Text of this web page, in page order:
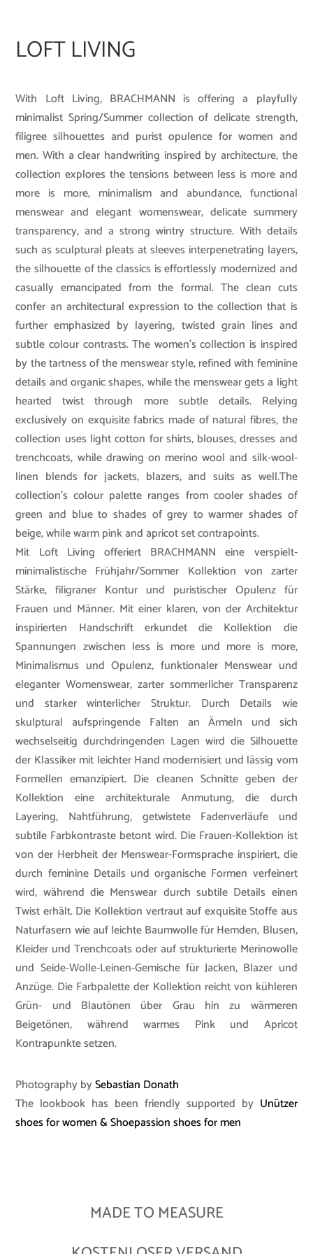
LOFT LIVING
With Loft Living, BRACHMANN is offering a playfully
minimalist Spring/Summer collection of delicate strength,
filigree silhouettes and purist opulence for women and
men. With a clear handwriting inspired by architecture, the
collection explores the tensions between less is more and
more is more, minimalism and abundance, functional
menswear and elegant womenswear, delicate summery
transparency, and a strong wintry structure. With details
such as sculptural pleats at sleeves interpenetrating layers,
the silhouette of the classics is effortlessly modernized and
casually emancipated from the formal. The clean cuts
confer an architectural expression to the collection that is
further emphasized by layering, twisted grain lines and
subtle colour contrasts. The women’s collection is inspired
by the tartness of the menswear style, refined with feminine
details and organic shapes, while the menswear gets a light
hearted twist through more subtle details. Relying
exclusively on exquisite fabrics made of natural fibres, the
collection uses light cotton for shirts, blouses, dresses and
trenchcoats, while drawing on merino wool and silk-wool-
linen blends for jackets, blazers, and suits as well.The
collection’s colour palette ranges from cooler shades of
green and blue to shades of grey to warmer shades of
beige, while warm pink and apricot set contrapoints.
Mit Loft Living offeriert BRACHMANN eine verspielt-
minimalistische Frühjahr/Sommer Kollektion von zarter
Stärke, filigraner Kontur und puristischer Opulenz für
Frauen und Männer. Mit einer klaren, von der Architektur
inspirierten Handschrift erkundet die Kollektion die
Spannungen zwischen less is more und more is more,
Minimalismus und Opulenz, funktionaler Menswear und
eleganter Womenswear, zarter sommerlicher Transparenz
und starker winterlicher Struktur. Durch Details wie
skulptural aufspringende Falten an Ärmeln und sich
wechselseitig durchdringenden Lagen wird die Silhouette
der Klassiker mit leichter Hand modernisiert und lässig vom
Formellen emanzipiert. Die cleanen Schnitte geben der
Kollektion eine architekturale Anmutung, die durch
Layering, Nahtführung, getwistete Fadenverläufe und
subtile Farbkontraste betont wird. Die Frauen-Kollektion ist
von der Herbheit der Menswear-Formsprache inspiriert, die
durch feminine Details und organische Formen verfeinert
wird, während die Menswear durch subtile Details einen
Twist erhält. Die Kollektion vertraut auf exquisite Stoffe aus
Naturfasern wie auf leichte Baumwolle für Hemden, Blusen,
Kleider und Trenchcoats oder auf strukturierte Merinowolle
und Seide-Wolle-Leinen-Gemische für Jacken, Blazer und
Anzüge. Die Farbpalette der Kollektion reicht von kühleren
Grün- und Blautönen über Grau hin zu wärmeren
Beigetönen, während warmes Pink und Apricot
Kontrapunkte setzen.
Photography bySebastian Donath
The lookbook has been friendly supported by Unützer
shoes for women &Shoepassion shoes for men
MADE TO MEASURE